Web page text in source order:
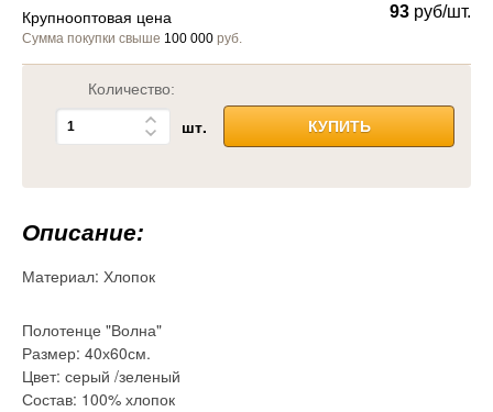
Крупнооптовая цена
Сумма покупки свыше 100 000 руб.
93 руб/шт.
Количество:
шт. КУПИТЬ
Описание:
Материал: Хлопок
Полотенце "Волна"
Размер: 40х60см.
Цвет: серый /зеленый
Состав: 100% хлопок